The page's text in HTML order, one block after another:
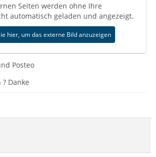
Seiten werden ohne Ihre
automatisch geladen und angezeigt.
hier, um das externe Bild anzuzeigen
Posteo
Danke